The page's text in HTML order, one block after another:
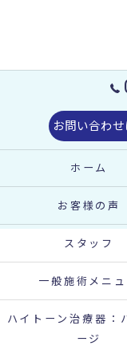
お問い合わせ
ホーム
お客様の声
スタッフ
一般施術メニュ
ハイトーン治療器：
ージ